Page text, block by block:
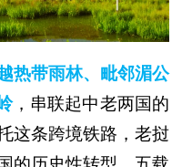
热带雨林、毗邻湄公
，串联起中老两国的
这条跨境铁路，老挝